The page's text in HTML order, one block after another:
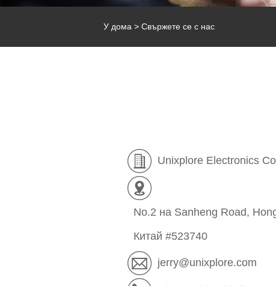
У дома > Свържете се с нас
Unixplore Electronics
No.2 на Sanheng Road,
Китай #523740
jerry@unixplore.com